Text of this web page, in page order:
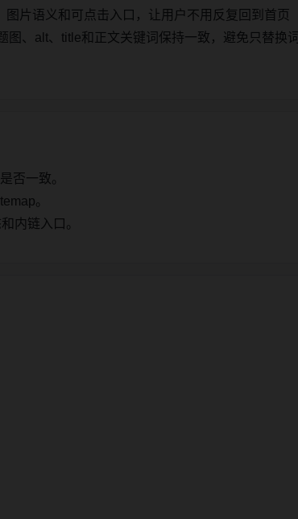
片语义和可点击入口，让用户不用反复回到首页
、alt、title和正文关键词保持一致，避免只替换词
否一致。
。
内链入口。